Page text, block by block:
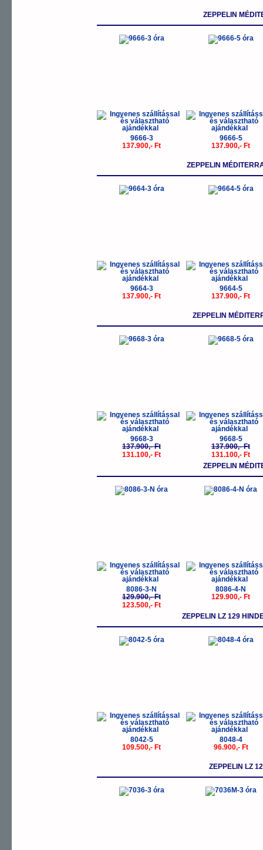
ZEPPELIN
9666-3
137.900,- Ft
9666-5
137.900,- Ft
ZEPPELIN
9664-3
137.900,- Ft
9664-5
137.900,- Ft
ZEPPELIN
9668-3
137.900,- Ft
131.100,- Ft
9668-5
137.900,- Ft
131.100,- Ft
ZEPPELIN
-5%
8086-3-N
129.900,- Ft
123.500,- Ft
8086-4-N
129.900,- Ft
ZEPPELIN LZ 129
8042-5
109.500,- Ft
8048-4
96.900,- Ft
ZEPPELIN LZ